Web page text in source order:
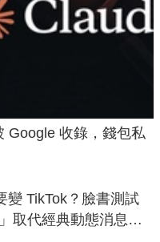
Google 收錄，錢包私
變 TikTok？臉書測試
取代經典動態消息當